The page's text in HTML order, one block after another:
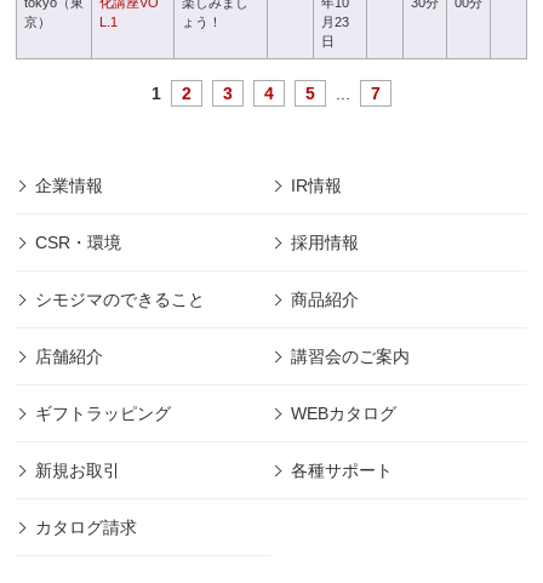
京）
L.1
ょう！
月23
日
1 2 3 4 5 7
企業情報 IR情報
CSR・環境 採用情報
シモジマのできること 商品紹介
店舗紹介 講習会のご案内
ギフトラッピング WEBカタログ
新規お取引 各種サポート
カタログ請求